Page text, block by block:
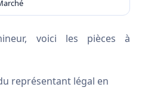
voici les pièces à
représentant légal en